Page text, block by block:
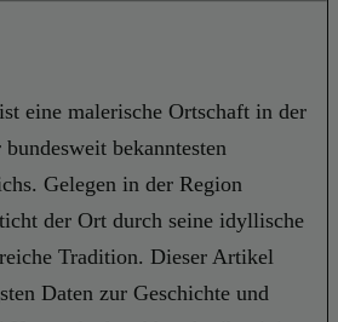
eine malerische Ortschaft in der
bekanntesten
Gelegen in der Region
der Ort durch seine idyllische
Tradition. Dieser Artikel
Daten zur Geschichte und